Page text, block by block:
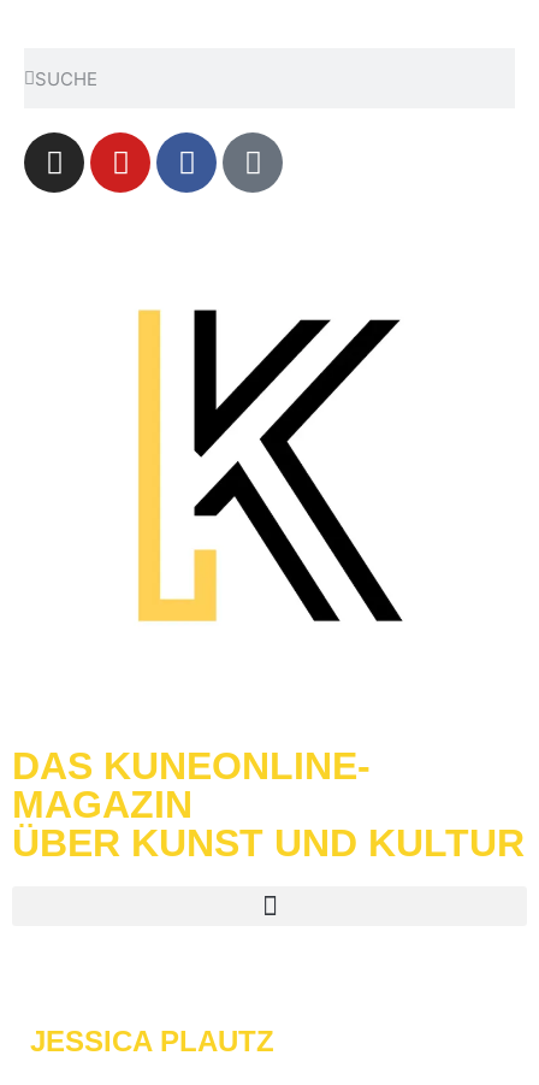
DAS KUNEONLINE-
MAGAZIN
ÜBER KUNST UND KULTUR
JESSICA PLAUTZ